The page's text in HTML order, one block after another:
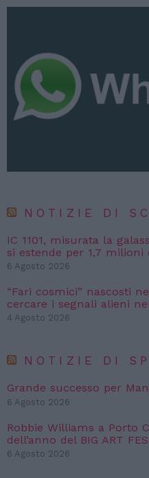
NOTIZIE DI
IC 1101, misurata la
si estende per 1,7 milioni
6 Agosto 2026
“Fari cosmici” nascosti
cercare i segnali alieni
4 Agosto 2026
NOTIZIE DI
Grande successo per
6 Agosto 2026
Robbie Williams a Porto
dell’anno del BIG ART
6 Agosto 2026